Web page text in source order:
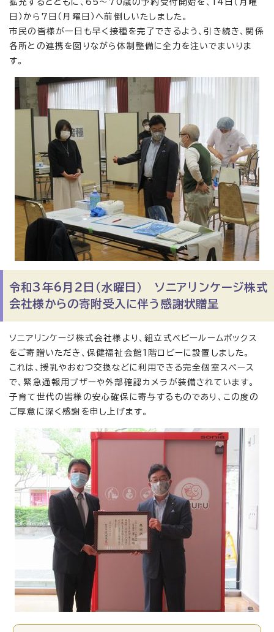
拡充するとともに、65～70歳の予約受付開始を、14日（月曜
日）から7日（月曜日）へ前倒しいたしました。
市民の皆様が一日も早く接種を完了できるよう、引き続き、関係
各所との連携を図りながら体制整備に全力を注いでまいりま
す。
令和3年6月2日（水曜日） ソニアリンケージ株式
会社様からの寄附受入に伴う感謝状贈呈
ソニアリンケージ株式会社様より、組立式ベビールームボックス
をご寄贈いただき、保健福祉会館1階ロビーに設置しました。
これは、授乳やおむつ交換などに利用できる完全個室スペース
で、緊急通報用ブザーや外部確認カメラが装備されています。
子育て世代の皆様の安心確保に寄与するものであり、この度の
ご厚意に深く感謝を申し上げます。